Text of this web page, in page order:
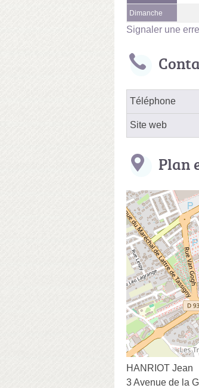
Dimanche
Signaler une
Téléphone
Site web
Plan
HANRIOT Jean
3 Avenue de la